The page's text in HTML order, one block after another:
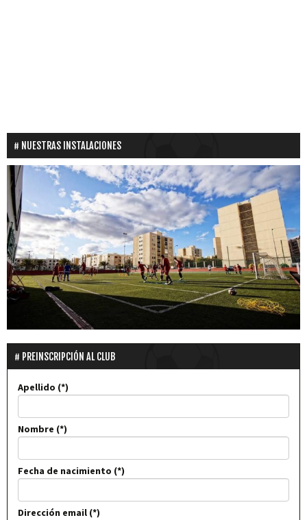
NUESTRAS INSTALACIONES
PREINSCRIPCIÓN AL CLUB
Apellido
Nombre
Fecha de nacimiento
Dirección email